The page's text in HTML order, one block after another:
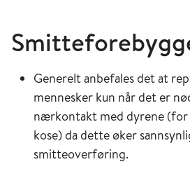
Generelt anbefales det at
mennesker kun når det er
nærkontakt med dyrene (for
kose) da dette øker
smitteoverføring.